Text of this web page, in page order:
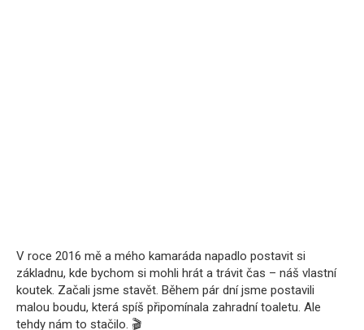
V roce 2016 mě a mého kamaráda napadlo postavit si
základnu, kde bychom si mohli hrát a trávit čas – náš vlastní
koutek. Začali jsme stavět. Během pár dní jsme postavili
malou boudu, která spíš připomínala zahradní toaletu. Ale
tehdy nám to stačilo. 🎬